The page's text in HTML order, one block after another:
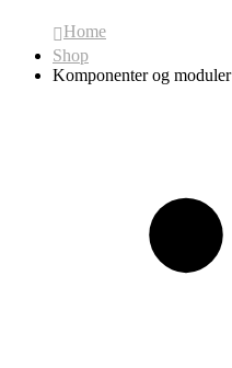
Home
Shop
Komponenter og moduler